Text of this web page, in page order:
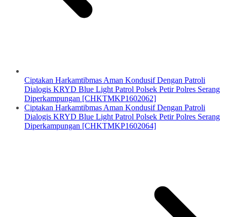
Ciptakan Harkamtibmas Aman Kondusif Dengan Patroli
Dialogis KRYD Blue Light Patrol Polsek Petir Polres Serang
Diperkampungan [CHKTMKP1602062]
Ciptakan Harkamtibmas Aman Kondusif Dengan Patroli
Dialogis KRYD Blue Light Patrol Polsek Petir Polres Serang
Diperkampungan [CHKTMKP1602064]